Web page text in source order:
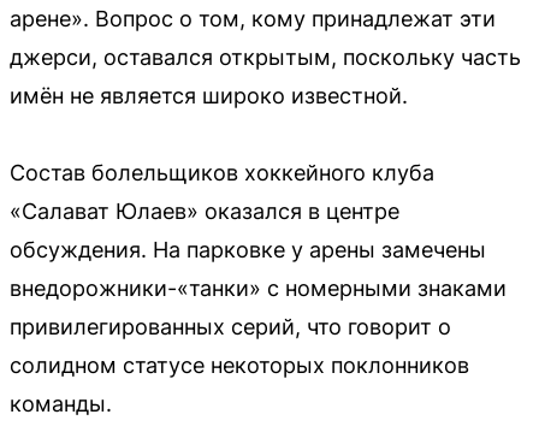
арене». Вопрос о том, кому принадлежат эти
джерси, оставался открытым, поскольку часть
имён не является широко известной.
Состав болельщиков хоккейного клуба
«Салават Юлаев» оказался в центре
обсуждения. На парковке у арены замечены
внедорожники-«танки» с номерными знаками
привилегированных серий, что говорит о
солидном статусе некоторых поклонников
команды.